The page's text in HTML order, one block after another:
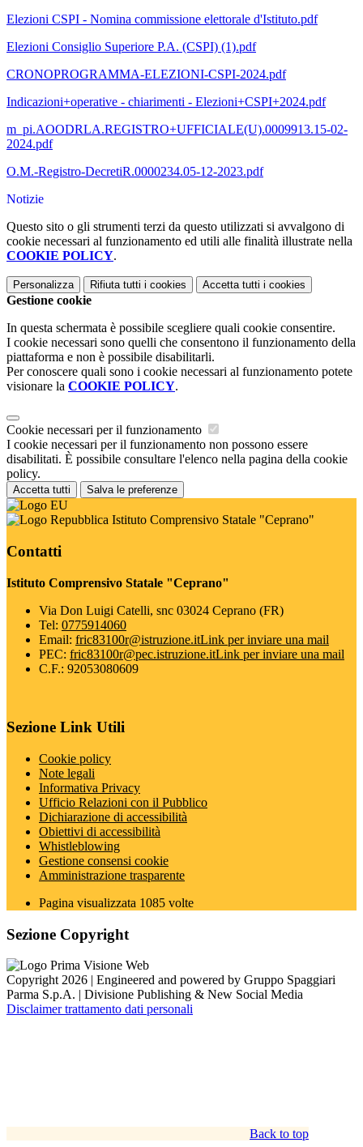
Elezioni CSPI - Nomina commissione elettorale d'Istituto.pdf
Elezioni Consiglio Superiore P.A. (CSPI) (1).pdf
CRONOPROGRAMMA-ELEZIONI-CSPI-2024.pdf
Indicazioni+operative - chiarimenti - Elezioni+CSPI+2024.pdf
m_pi.AOODRLA.REGISTRO+UFFICIALE(U).0009913.15-02-
2024.pdf
O.M.-Registro-DecretiR.0000234.05-12-2023.pdf
Notizie
Questo sito o gli strumenti terzi da questo utilizzati si avvalgono di
cookie necessari al funzionamento ed utili alle finalità illustrate nella
COOKIE POLICY.
Personalizza Rifiuta tutti i cookies Accetta tutti i cookies
Gestione cookie
In questa schermata è possibile scegliere quali cookie consentire.
I cookie necessari sono quelli che consentono il funzionamento della
piattaforma e non è possibile disabilitarli.
Per conoscere quali sono i cookie necessari al funzionamento potete
visionare la COOKIE POLICY.
Cookie necessari per il funzionamento
I cookie necessari per il funzionamento non possono essere
disabilitati. È possibile consultare l'elenco nella pagina della cookie
policy.
Accetta tutti Salva le preferenze
Istituto Comprensivo Statale "Ceprano"
Contatti
Istituto Comprensivo Statale "Ceprano"
Via Don Luigi Catelli, snc 03024 Ceprano (FR)
Tel: 0775914060
Email: fric83100r@istruzione.itLink per inviare una mail
PEC: fric83100r@pec.istruzione.itLink per inviare una mail
C.F.: 92053080609
Sezione Link Utili
Cookie policy
Note legali
Informativa Privacy
Ufficio Relazioni con il Pubblico
Dichiarazione di accessibilità
Obiettivi di accessibilità
Whistleblowing
Gestione consensi cookie
Amministrazione trasparente
Pagina visualizzata 1085 volte
Sezione Copyright
Copyright 2026 | Engineered and powered by Gruppo Spaggiari
Parma S.p.A. | Divisione Publishing & New Social Media
Disclaimer trattamento dati personali
Back to top